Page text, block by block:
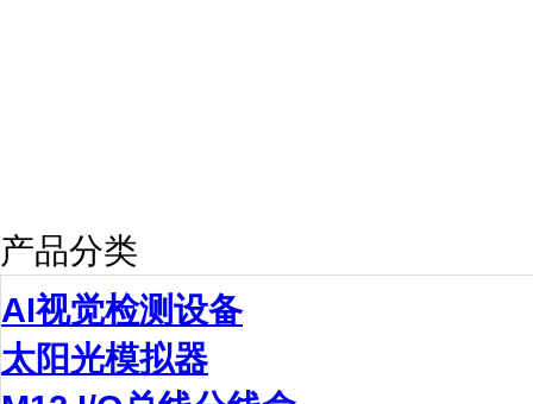
产品分类
AI视觉检测设备
太阳光模拟器